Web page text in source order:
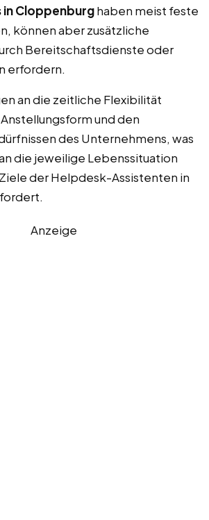
Cloppenburghaben meist feste
können aber zusätzliche
Bereitschaftsdienste oder
erfordern.
an die zeitliche Flexibilität
und den
des Unternehmens, was
die jeweilige Lebenssituation
der Helpdesk-Assistenten in
Anzeige